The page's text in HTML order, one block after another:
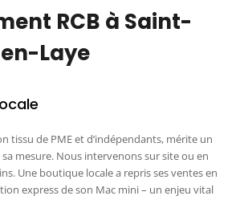
RCB à Saint-
Laye
tissu de PME et d’indépendants, mérite un
mesure. Nous intervenons sur site ou en
Une boutique locale a repris ses ventes en
express de son Mac mini – un enjeu vital